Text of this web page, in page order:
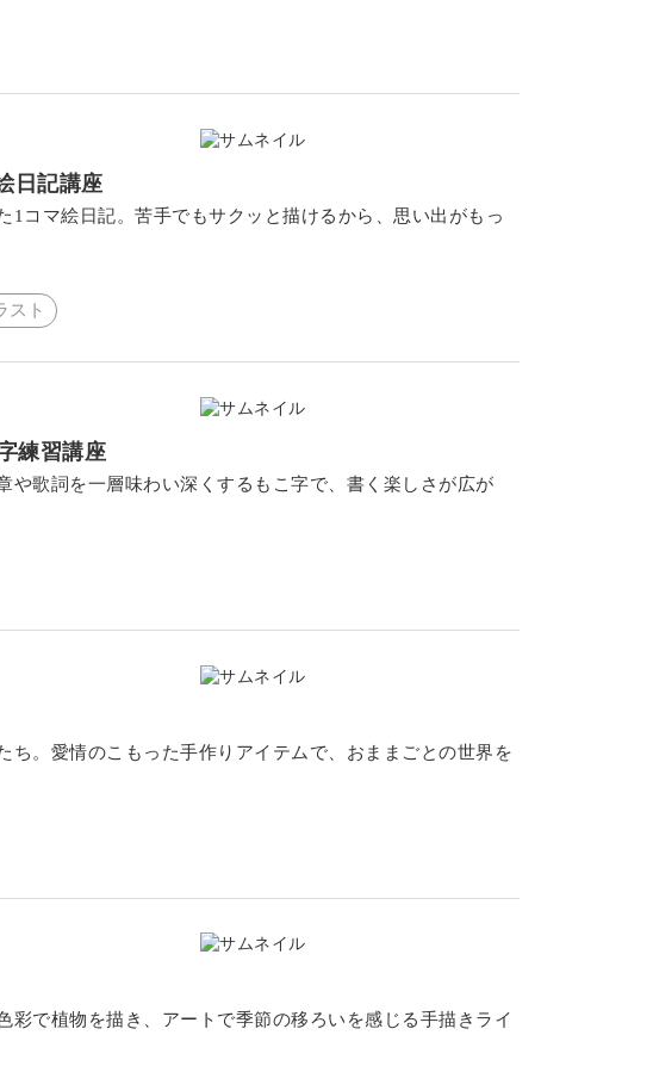
日記講座
コマ絵日記。苦手でもサクッと描けるから、思い出がもっ
スト
練習講座
や歌詞を一層味わい深くするもこ字で、書く楽しさが広が
。愛情のこもった手作りアイテムで、おままごとの世界を
で植物を描き、アートで季節の移ろいを感じる手描きライ